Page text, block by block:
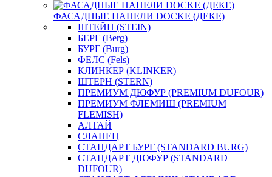
ФАСАДНЫЕ ПАНЕЛИ DOCKE (ДЕКЕ)
ШТЕЙН (STEIN)
БЕРГ (Berg)
БУРГ (Burg)
ФЕЛС (Fels)
КЛИНКЕР (KLINKER)
ШТЕРН (STERN)
ПРЕМИУМ ДЮФУР (PREMIUM DUFOUR)
ПРЕМИУМ ФЛЕМИШ (PREMIUM
FLEMISH)
АЛТАЙ
СЛАНЕЦ
СТАНДАРТ БУРГ (STANDARD BURG)
СТАНДАРТ ДЮФУР (STANDARD
DUFOUR)